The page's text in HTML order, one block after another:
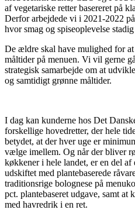
af vegetariske retter basereret på
Derfor arbejdede vi i 2021-2022
hvor smag og spiseoplevelse
De ældre skal have mulighed for
måltider på menuen. Vi vil gerne
strategisk samarbejde om at
og samtidigt grønne måltider.
I dag kan kunderne hos Det
forskellige hovedretter, der hele
betydet, at der hver uge er
vælge imellem. Og når der bliver
køkkener i hele landet, er en del
udskiftet med plantebaserede
traditionsrige bolognese på
pct. plantebaseret udgave, samt
med havredrik i en ret.